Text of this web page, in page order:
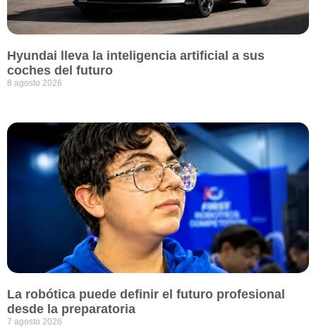
Hyundai lleva la inteligencia artificial a sus
coches del futuro
8 agosto 2026
La robótica puede definir el futuro profesional
desde la preparatoria
7 agosto 2026